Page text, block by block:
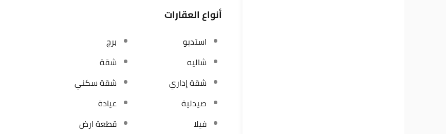
أنواع العقارات
استديو
برج
شاليه
شقة
شقة إداري
شقة سكني
صيدلية
عيادة
فيلا
قطعة ارض